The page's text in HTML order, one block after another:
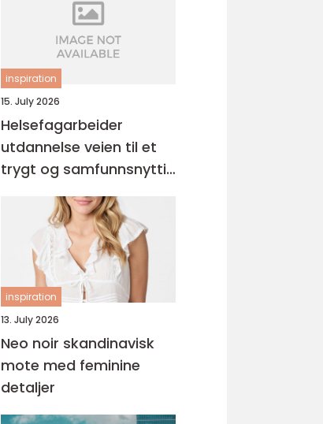
inspiration
15. July 2026
Helsefagarbeider
utdannelse veien til et
trygt og samfunnsnyttig
inspiration
13. July 2026
Neo noir skandinavisk
mote med feminine
detaljer